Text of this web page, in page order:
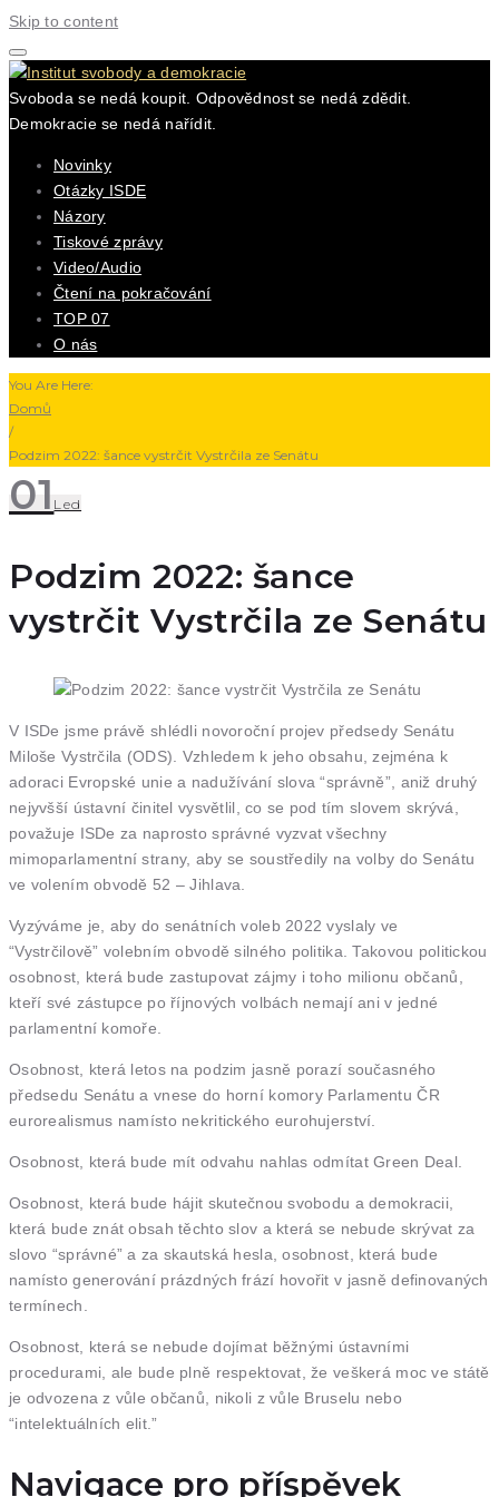
Skip to content
Svoboda se nedá koupit. Odpovědnost se nedá zdědit.
Demokracie se nedá nařídit.
Novinky
Otázky ISDE
Názory
Tiskové zprávy
Video/Audio
Čtení na pokračování
TOP 07
O nás
You Are Here:
Domů
/
Podzim 2022: šance vystrčit Vystrčila ze Senátu
01 Led
Podzim 2022: šance
vystrčit Vystrčila ze Senátu
V ISDe jsme právě shlédli novoroční projev předsedy Senátu
Miloše Vystrčila (ODS). Vzhledem k jeho obsahu, zejména k
adoraci Evropské unie a nadužívání slova “správně”, aniž druhý
nejyvšší ústavní činitel vysvětlil, co se pod tím slovem skrývá,
považuje ISDe za naprosto správné vyzvat všechny
mimoparlamentní strany, aby se soustředily na volby do Senátu
ve volením obvodě 52 – Jihlava.
Vyzýváme je, aby do senátních voleb 2022 vyslaly ve
“Vystrčilově” volebním obvodě silného politika. Takovou politickou
osobnost, která bude zastupovat zájmy i toho milionu občanů,
kteří své zástupce po říjnových volbách nemají ani v jedné
parlamentní komoře.
Osobnost, která letos na podzim jasně porazí současného
předsedu Senátu a vnese do horní komory Parlamentu ČR
eurorealismus namísto nekritického eurohujerství.
Osobnost, která bude mít odvahu nahlas odmítat Green Deal.
Osobnost, která bude hájit skutečnou svobodu a demokracii,
která bude znát obsah těchto slov a která se nebude skrývat za
slovo “správné” a za skautská hesla, osobnost, která bude
namísto generování prázdných frází hovořit v jasně definovaných
termínech.
Osobnost, která se nebude dojímat běžnými ústavními
procedurami, ale bude plně respektovat, že veškerá moc ve státě
je odvozena z vůle občanů, nikoli z vůle Bruselu nebo
“intelektuálních elit.”
Navigace pro příspěvek